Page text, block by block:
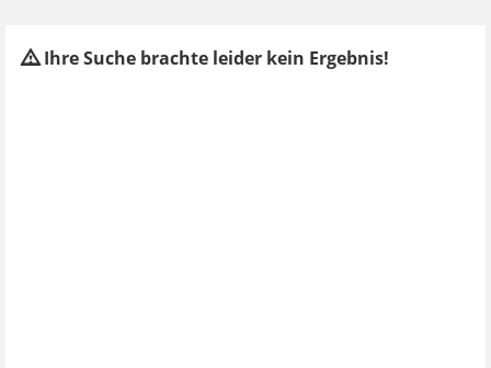
Ihre Suche brachte leider kein Ergebnis!